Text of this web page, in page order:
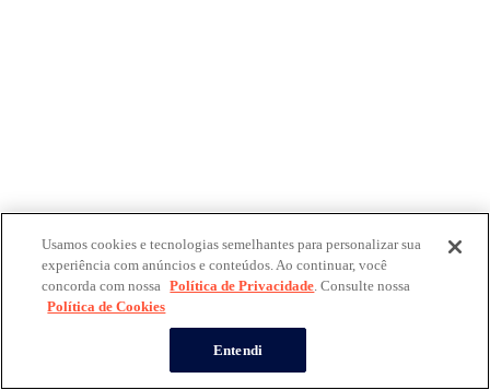
Usamos cookies e tecnologias semelhantes para personalizar sua
experiência com anúncios e conteúdos. Ao continuar, você
concorda com nossa Política de Privacidade. Consulte nossa
Política de Cookies
Entendi